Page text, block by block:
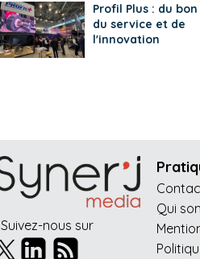
Profil Plus : du bon
du service et de
l'innovation
Suivez-nous sur
Qui